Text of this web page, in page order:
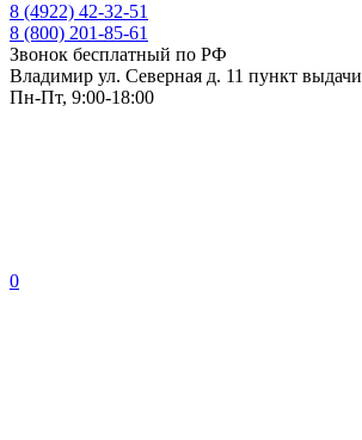
8 (4922) 42-32-51
8 (800) 201-85-61
Звонок бесплатный по РФ
Владимир ул. Северная д. 11 пункт выдачи
Пн-Пт, 9:00-18:00
0